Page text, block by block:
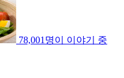
78,001명이 이야기 중